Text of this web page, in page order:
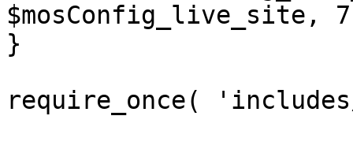
$mosConfig_live_site,
}
require_once(